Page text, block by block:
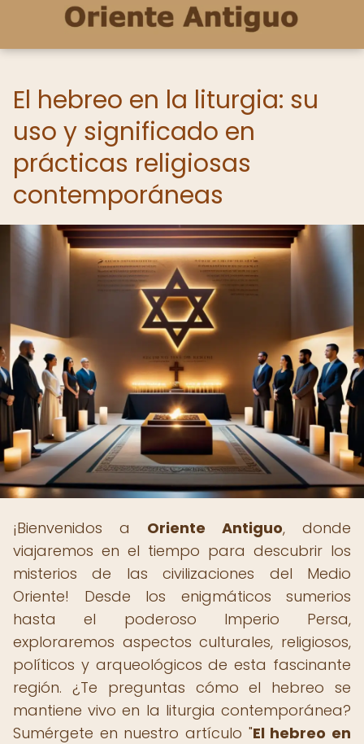
El hebreo en la liturgia: su
uso y significado en
prácticas religiosas
contemporáneas
¡Bienvenidos a Oriente Antiguo, donde
viajaremos en el tiempo para descubrir los
misterios de las civilizaciones del Medio
Oriente! Desde los enigmáticos sumerios
hasta el poderoso Imperio Persa,
exploraremos aspectos culturales, religiosos,
políticos y arqueológicos de esta fascinante
región. ¿Te preguntas cómo el hebreo se
mantiene vivo en la liturgia contemporánea?
Sumérgete en nuestro artículo "El hebreo en